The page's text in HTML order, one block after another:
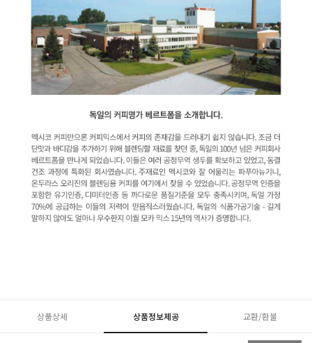
상품상세 상품정보제공 교환/환불